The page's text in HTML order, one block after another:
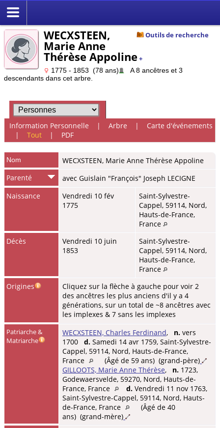
Outils de recherche
WECXSTEEN,
Marie Anne
Thérèse Appoline +
1775 - 1853 (78 ans)
A 8 ancêtres et 3
descendants dans cet arbre.
Information Personnelle | Arbre | Carte d'événements
| Tout| PDF
Nom WECXSTEEN, Marie Anne Thérèse Appoline
Parenté
avec Guislain "François" Joseph LECIGNE
Naissance
Vendredi 10 fév
1775
Saint-Sylvestre-
Cappel, 59114, Nord,
Hauts-de-France,
France
Décès
Vendredi 10 juin
1853
Saint-Sylvestre-
Cappel, 59114, Nord,
Hauts-de-France,
France
Origines
Cliquez sur la flèche à gauche pour voir 2
des ancêtres les plus anciens d'il y a 4
générations, sur un total de ~8 ancêtres avec
les implexes & 7 sans les implexes
Patriarche &
Matriarche
WECXSTEEN, Charles Ferdinand, n. vers
1700 d. Samedi 14 avr 1759, Saint-Sylvestre-
Cappel, 59114, Nord, Hauts-de-France,
France
(Âgé de 59 ans) (grand-père)
GILLOOTS, Marie Anne Thérèse, n. 1723,
Godewaersvelde, 59270, Nord, Hauts-de-
France, France
d. Vendredi 11 nov 1763,
Saint-Sylvestre-Cappel, 59114, Nord, Hauts-
de-France, France
(Âgé de 40
ans) (grand-mère)